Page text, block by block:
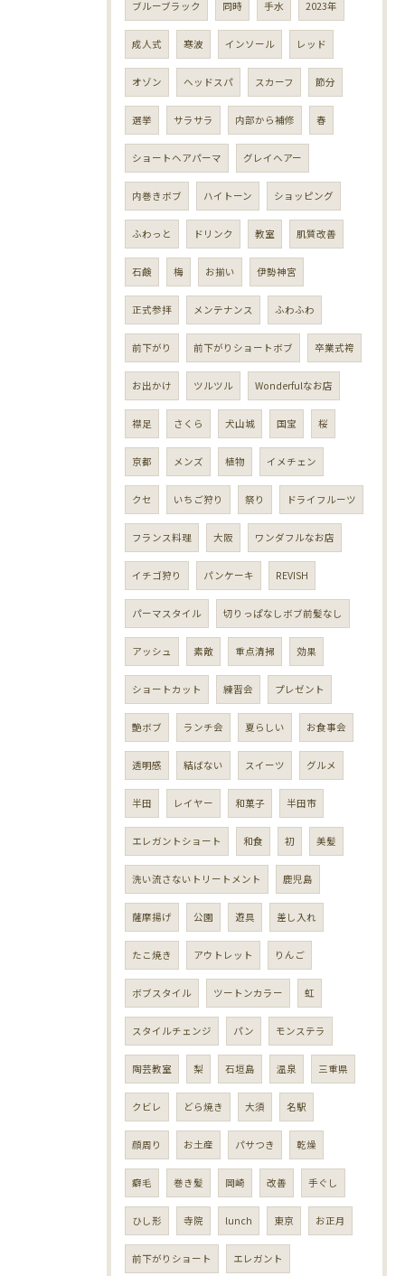
ブルーブラック 同時 手水 2023年
成人式 寒波 インソール レッド
オゾン ヘッドスパ スカーフ 節分
選挙 サラサラ 内部から補修 春
ショートヘアパーマ グレイヘアー
内巻きボブ ハイトーン ショッピング
ふわっと ドリンク 教室 肌質改善
石鹸 梅 お揃い 伊勢神宮
正式参拝 メンテナンス ふわふわ
前下がり 前下がりショートボブ 卒業式袴
お出かけ ツルツル Wonderfulなお店
襟足 さくら 犬山城 国宝 桜
京都 メンズ 植物 イメチェン
クセ いちご狩り 祭り ドライフルーツ
フランス料理 大阪 ワンダフルなお店
イチゴ狩り パンケーキ REVISH
パーマスタイル 切りっぱなしボブ前髪なし
アッシュ 素敵 重点清掃 効果
ショートカット 練習会 プレゼント
艶ボブ ランチ会 夏らしい お食事会
透明感 結ばない スイーツ グルメ
半田 レイヤー 和菓子 半田市
エレガントショート 和食 初 美髪
洗い流さないトリートメント 鹿児島
薩摩揚げ 公園 遊具 差し入れ
たこ焼き アウトレット りんご
ボブスタイル ツートンカラー 虹
スタイルチェンジ パン モンステラ
陶芸教室 梨 石垣島 温泉 三重県
クビレ どら焼き 大須 名駅
顔周り お土産 パサつき 乾燥
癖毛 巻き髪 岡崎 改善 手ぐし
ひし形 寺院 lunch 東京 お正月
前下がりショート エレガント